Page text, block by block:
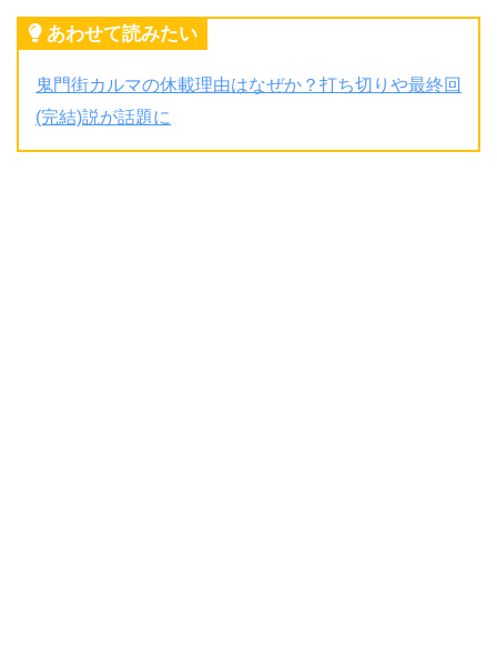
あわせて読みたい
鬼門街カルマの休載理由はなぜか？打ち切りや最終回
(完結)説が話題に